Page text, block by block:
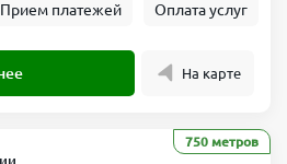
Прием платежей Оплата услуг
На карте
750 метров